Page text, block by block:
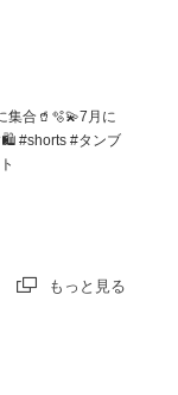
集合🥤🫧💫7月に
🛍️ #shorts #タンブ
もっと見る